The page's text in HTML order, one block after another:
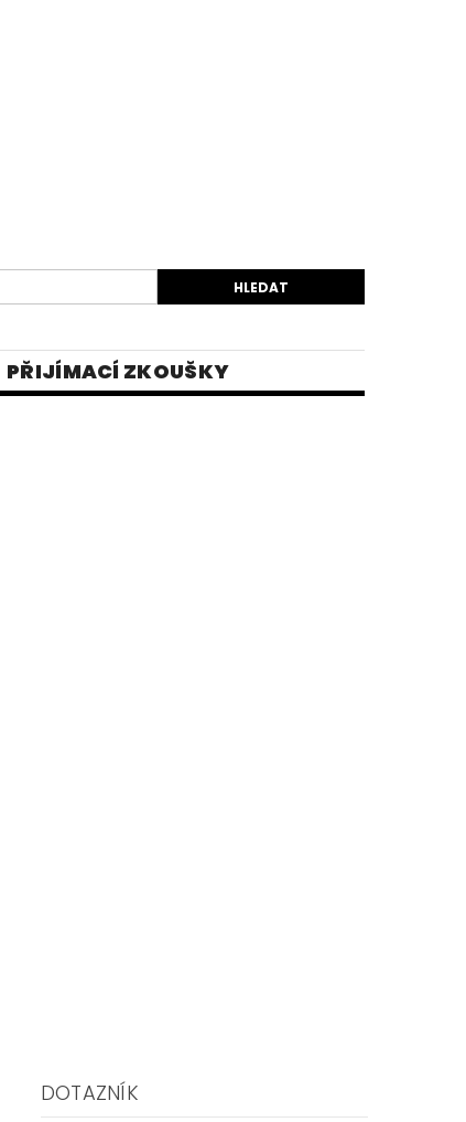
PŘIJÍMACÍ ZKOUŠKY
DOTAZNÍK